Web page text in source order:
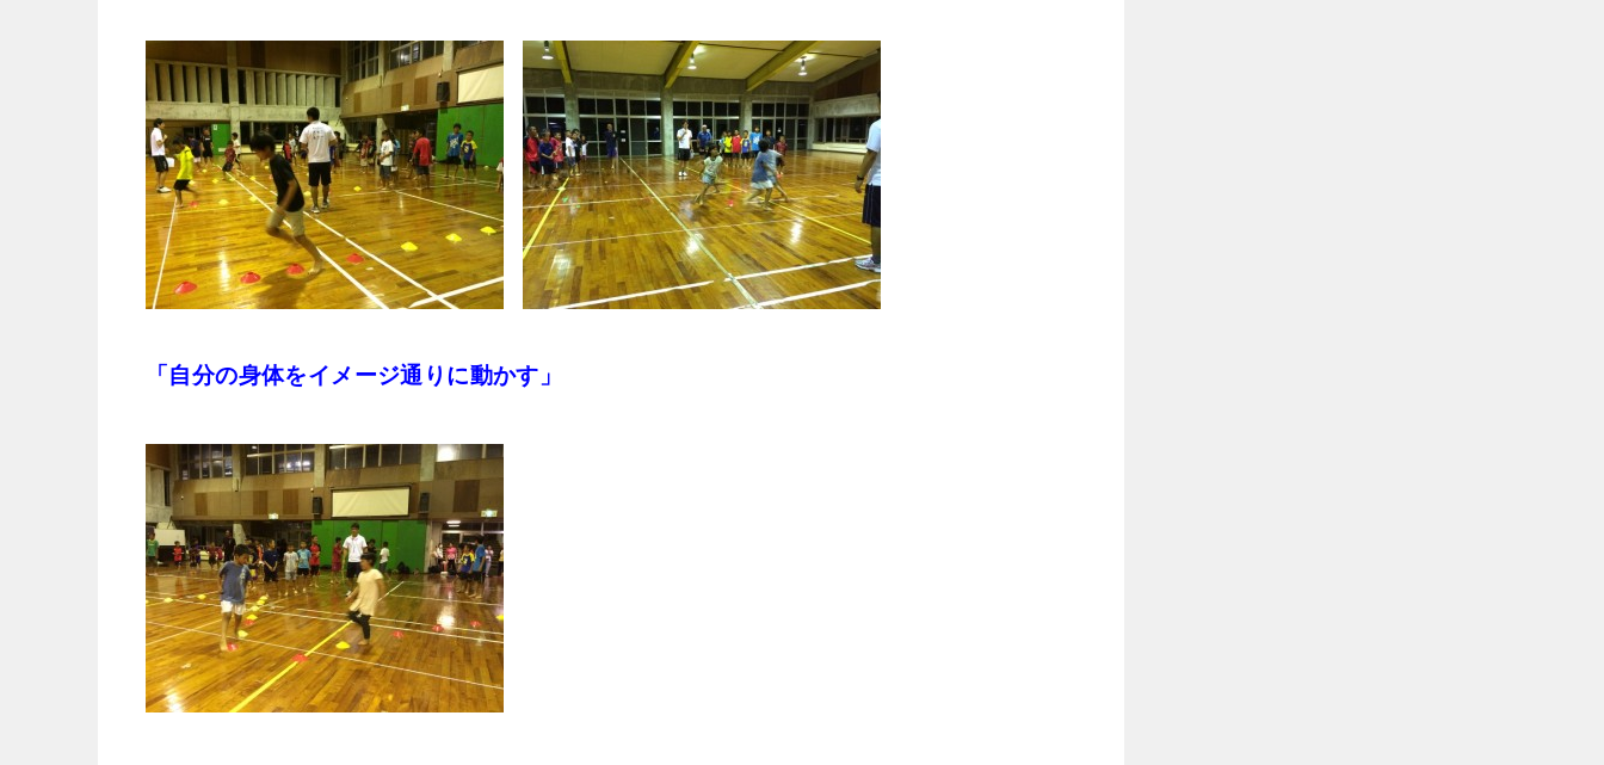
「自分の身体をイメージ通りに動かす」